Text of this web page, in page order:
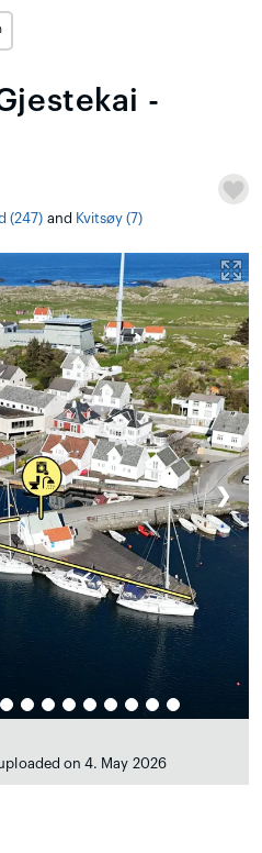
-
(247) and Kvitsøy (7)
❯
on 4. May 2026